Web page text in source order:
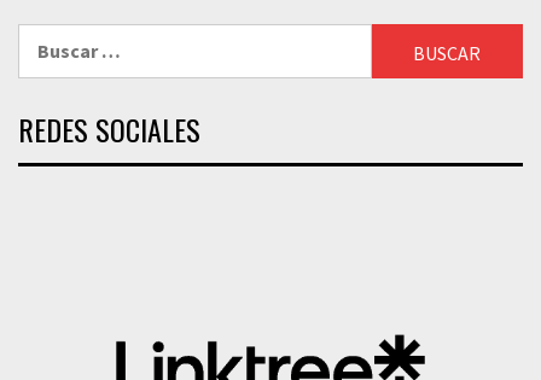
REDES SOCIALES